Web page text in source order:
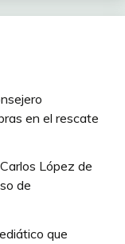
en el rescate
López de
de
que